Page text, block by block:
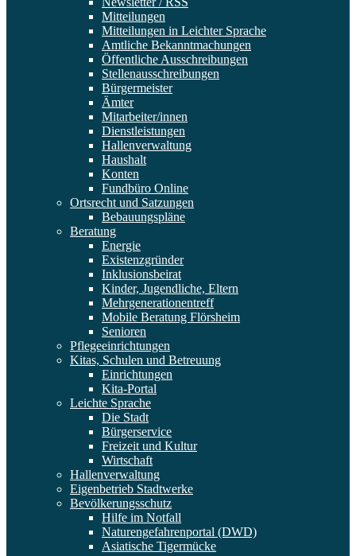
Mitteilungen
Mitteilungen in Leichter Sprache
Amtliche Bekanntmachungen
Öffentliche Ausschreibungen
Stellenausschreibungen
Bürgermeister
Ämter
Mitarbeiter/innen
Dienstleistungen
Hallenverwaltung
Haushalt
Konten
Fundbüro Online
Ortsrecht und Satzungen
Bebauungspläne
Beratung
Energie
Existenzgründer
Inklusionsbeirat
Kinder, Jugendliche, Eltern
Mehrgenerationentreff
Mobile Beratung Flörsheim
Senioren
Pflegeeinrichtungen
Kitas, Schulen und Betreuung
Einrichtungen
Kita-Portal
Leichte Sprache
Die Stadt
Bürgerservice
Freizeit und Kultur
Wirtschaft
Hallenverwaltung
Eigenbetrieb Stadtwerke
Bevölkerungsschutz
Hilfe im Notfall
Naturengefahrenportal (DWD)
Asiatische Tigermücke